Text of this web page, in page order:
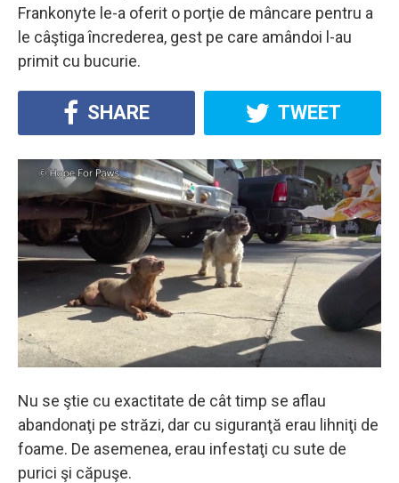
Frankonyte le-a oferit o porţie de mâncare pentru a
le câştiga încrederea, gest pe care amândoi l-au
primit cu bucurie.
SHARE TWEET
Nu se ştie cu exactitate de cât timp se aflau
abandonaţi pe străzi, dar cu siguranţă erau lihniţi de
foame. De asemenea, erau infestaţi cu sute de
purici şi căpuşe.